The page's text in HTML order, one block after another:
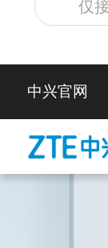
仅
中兴官网